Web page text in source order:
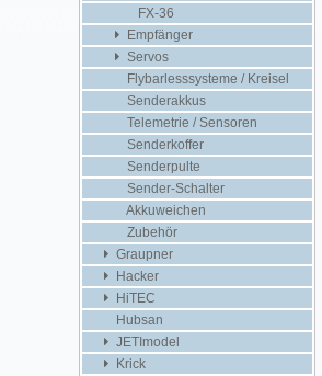
FX-36
Empfänger
Servos
Flybarlesssysteme / Kreisel
Senderakkus
Telemetrie / Sensoren
Senderkoffer
Senderpulte
Sender-Schalter
Akkuweichen
Zubehör
Graupner
Hacker
HiTEC
Hubsan
JETImodel
Krick